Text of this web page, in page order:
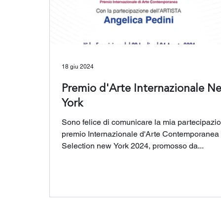
Premio d'Arte Internazionale
York
Sono felice di comunicare la mia
premio Internazionale d'Arte Contemporanea
Selection new York 2024, promosso da...
18 giu 2024